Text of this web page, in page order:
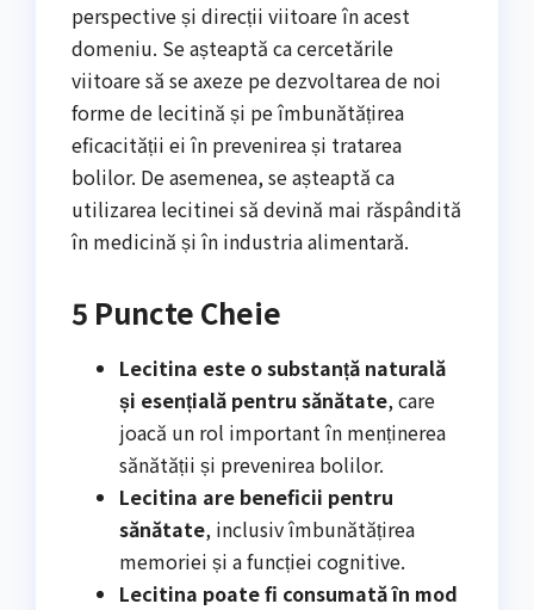
perspective și direcții viitoare în acest
domeniu. Se așteaptă ca cercetările
viitoare să se axeze pe dezvoltarea de noi
forme de lecitină și pe îmbunătățirea
eficacității ei în prevenirea și tratarea
bolilor. De asemenea, se așteaptă ca
utilizarea lecitinei să devină mai răspândită
în medicină și în industria alimentară.
5 Puncte Cheie
Lecitina este o substanță naturală
și esențială pentru sănătate, care
joacă un rol important în menținerea
sănătății și prevenirea bolilor.
Lecitina are beneficii pentru
sănătate, inclusiv îmbunătățirea
memoriei și a funcției cognitive.
Lecitina poate fi consumată în mod